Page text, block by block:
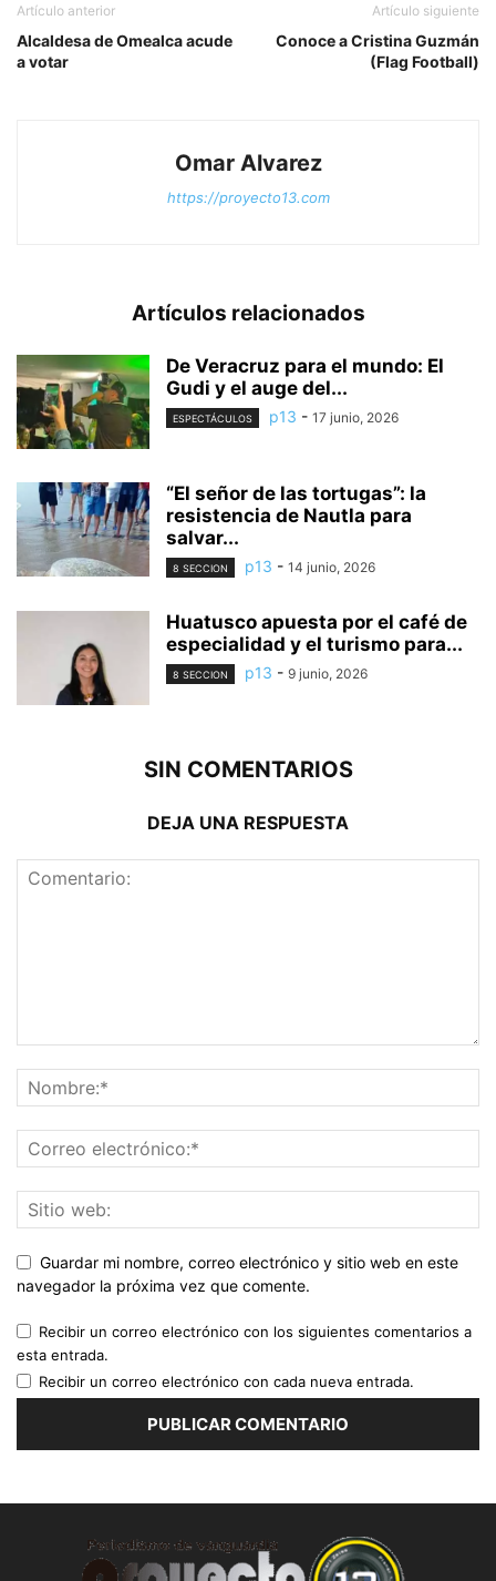
Artículo anterior
Alcaldesa de Omealca acude
a votar
Artículo siguiente
Conoce a Cristina Guzmán
(Flag Football)
Omar Alvarez
https://proyecto13.com
Artículos relacionados
De Veracruz para el mundo: El
Gudi y el auge del...
ESPECTÁCULOS p13 - 17 junio, 2026
“El señor de las tortugas”: la
resistencia de Nautla para
salvar...
8 SECCION p13 - 14 junio, 2026
Huatusco apuesta por el café de
especialidad y el turismo para...
8 SECCION p13 - 9 junio, 2026
SIN COMENTARIOS
DEJA UNA RESPUESTA
Guardar mi nombre, correo electrónico y sitio web en este
navegador la próxima vez que comente.
Recibir un correo electrónico con los siguientes comentarios a
esta entrada.
Recibir un correo electrónico con cada nueva entrada.